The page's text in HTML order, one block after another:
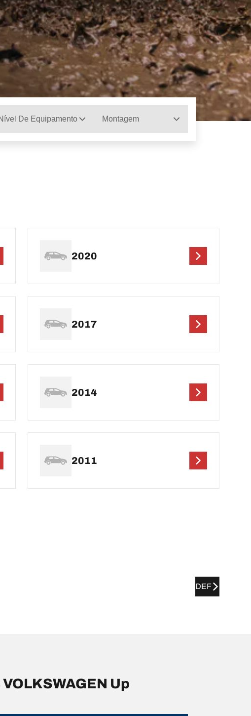
De Equipamento Montagem
2020
2017
2014
2011
DEF
Up